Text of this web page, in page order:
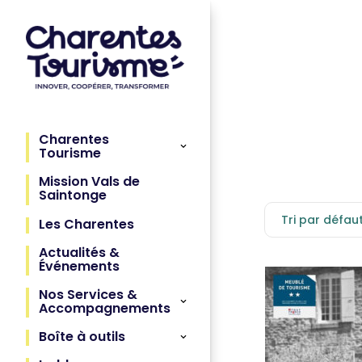
Charentes
Tourisme
Mission Vals de
Saintonge
Les Charentes
Actualités &
Événements
Nos Services &
Accompagnements
Boîte à outils
Tri par